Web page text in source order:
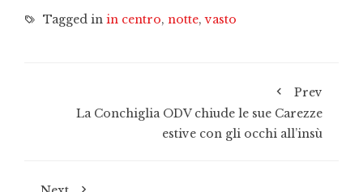
Tagged in in centro, notte,vasto
Prev
La Conchiglia ODV chiude le sue Carezze
estive con gli occhi all’insù